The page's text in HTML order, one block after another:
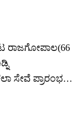
ರಾಜಗೋಪಾಲ(66
ಸೇವೆ ಪ್ರಾರಂಭ…